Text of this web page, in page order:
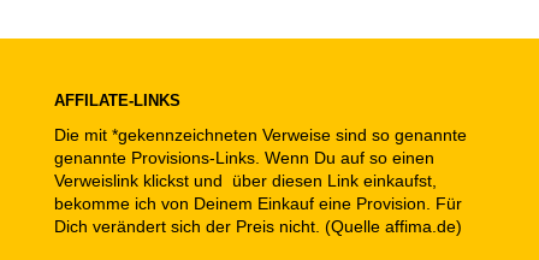
AFFILATE-LINKS
Die mit *gekennzeichneten Verweise sind so genannte
genannte Provisions-Links. Wenn Du auf so einen
Verweislink klickst und über diesen Link einkaufst,
bekomme ich von Deinem Einkauf eine Provision. Für
Dich verändert sich der Preis nicht. (Quelle affima.de)